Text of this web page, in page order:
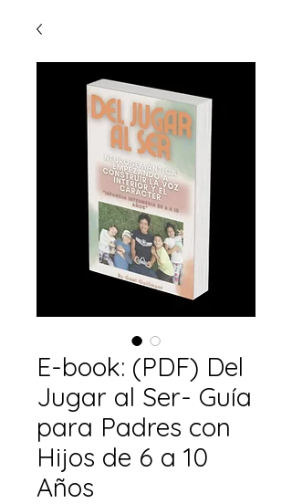
E-book: (PDF) Del
Jugar al Ser- Guía
para Padres con
Hijos de 6 a 10
Años